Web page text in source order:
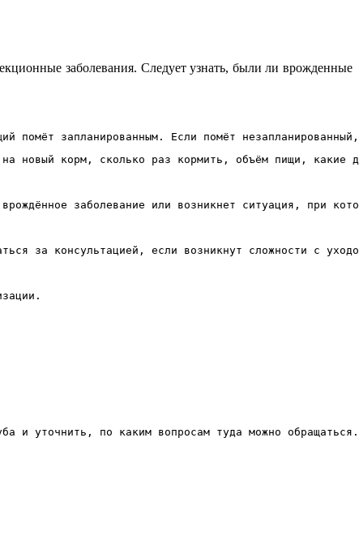
заболевания. Следует узнать, были ли врожденные
новый корм, сколько раз кормить, объём пищи,
заболевание или возникнет ситуация, при
за консультацией, если возникнут сложности с
и уточнить, по каким вопросам туда можно обращаться.